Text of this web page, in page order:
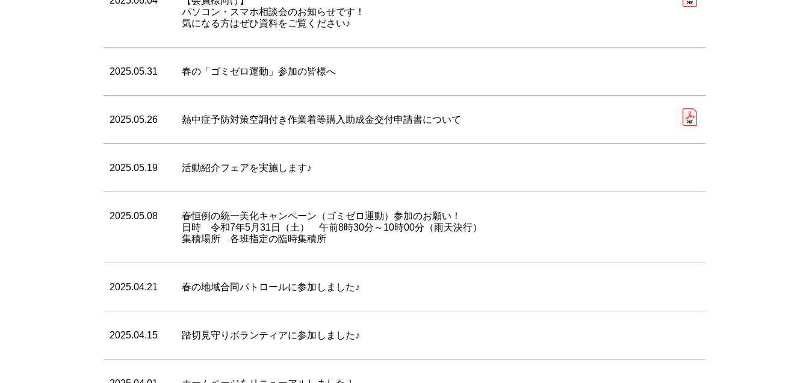
パソコン・スマホ相談会のお知らせです！
気になる方はぜひ資料をご覧ください♪
2025.05.31 春の「ゴミゼロ運動」参加の皆様へ
2025.05.26 熱中症予防対策空調付き作業着等購入助成金交付申請書について
2025.05.19 活動紹介フェアを実施します♪
2025.05.08
春恒例の統一美化キャンペーン（ゴミゼロ運動）参加のお願い！
日時 令和7年5月31日（土） 午前8時30分～10時00分（雨天決行）
集積場所 各班指定の臨時集積所
2025.04.21 春の地域合同パトロールに参加しました♪
2025.04.15 踏切見守りボランティアに参加しました♪